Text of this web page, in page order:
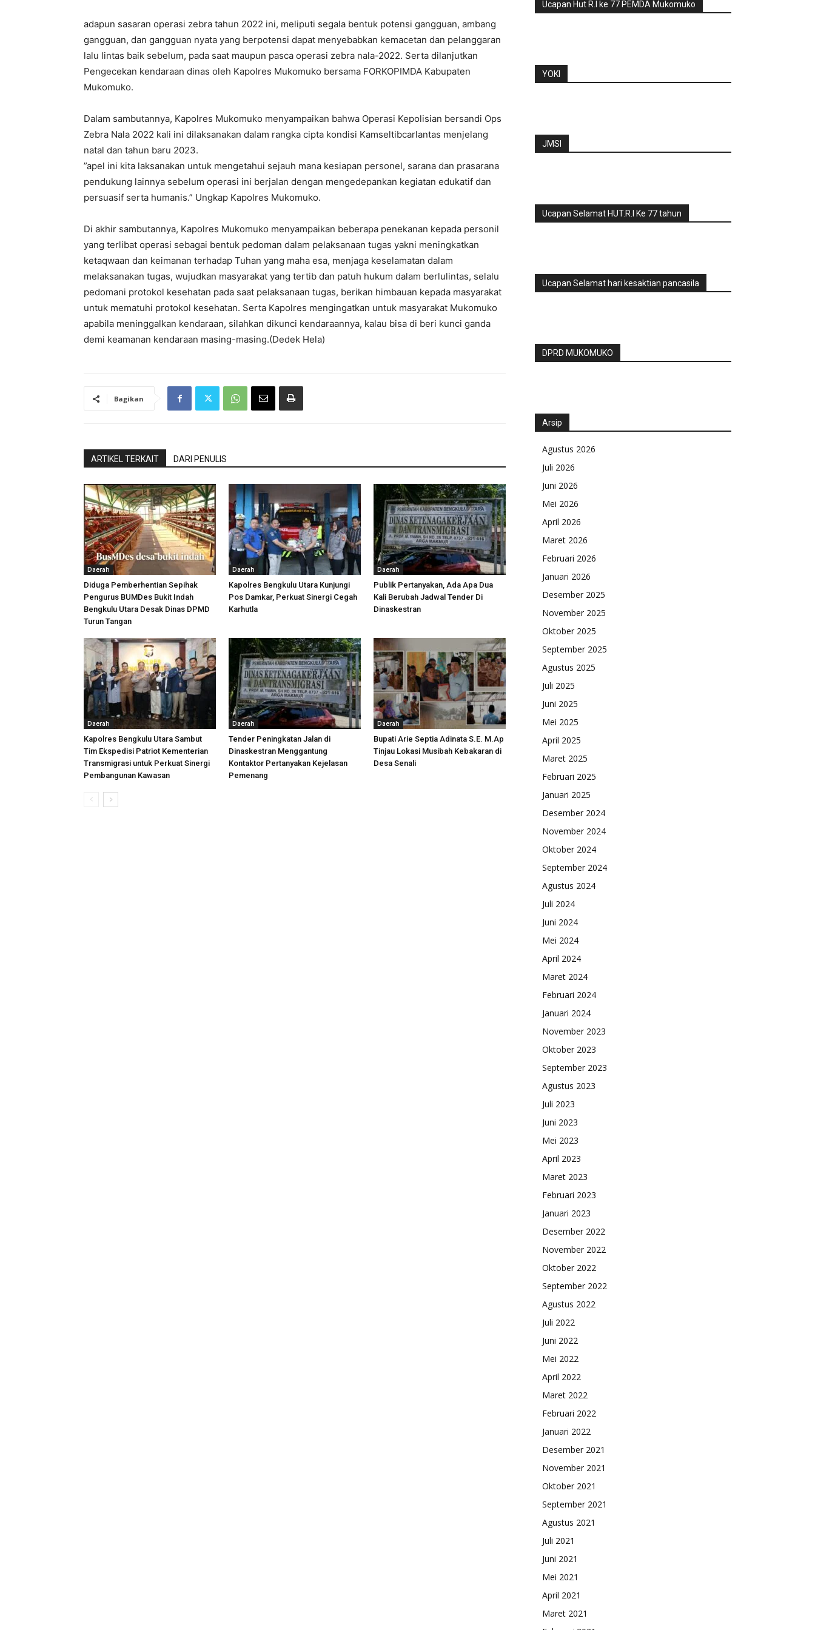
adapun sasaran operasi zebra tahun 2022 ini, meliputi segala bentuk potensi gangguan, ambang
gangguan, dan gangguan nyata yang berpotensi dapat menyebabkan kemacetan dan pelanggaran
lalu lintas baik sebelum, pada saat maupun pasca operasi zebra nala-2022. Serta dilanjutkan
Pengecekan kendaraan dinas oleh Kapolres Mukomuko bersama FORKOPIMDA Kabupaten
Mukomuko.
Dalam sambutannya, Kapolres Mukomuko menyampaikan bahwa Operasi Kepolisian bersandi Ops
Zebra Nala 2022 kali ini dilaksanakan dalam rangka cipta kondisi Kamseltibcarlantas menjelang
natal dan tahun baru 2023.
”apel ini kita laksanakan untuk mengetahui sejauh mana kesiapan personel, sarana dan prasarana
pendukung lainnya sebelum operasi ini berjalan dengan mengedepankan kegiatan edukatif dan
persuasif serta humanis.” Ungkap Kapolres Mukomuko.
Di akhir sambutannya, Kapolres Mukomuko menyampaikan beberapa penekanan kepada personil
yang terlibat operasi sebagai bentuk pedoman dalam pelaksanaan tugas yakni meningkatkan
ketaqwaan dan keimanan terhadap Tuhan yang maha esa, menjaga keselamatan dalam
melaksanakan tugas, wujudkan masyarakat yang tertib dan patuh hukum dalam berlulintas, selalu
pedomani protokol kesehatan pada saat pelaksanaan tugas, berikan himbauan kepada masyarakat
untuk mematuhi protokol kesehatan. Serta Kapolres mengingatkan untuk masyarakat Mukomuko
apabila meninggalkan kendaraan, silahkan dikunci kendaraannya, kalau bisa di beri kunci ganda
demi keamanan kendaraan masing-masing.(Dedek Hela)
Bagikan
ARTIKEL TERKAIT DARI PENULIS
Daerah
Diduga Pemberhentian Sepihak
Pengurus BUMDes Bukit Indah
Bengkulu Utara Desak Dinas DPMD
Turun Tangan
Daerah
Kapolres Bengkulu Utara Kunjungi
Pos Damkar, Perkuat Sinergi Cegah
Karhutla
Daerah
Publik Pertanyakan, Ada Apa Dua
Kali Berubah Jadwal Tender Di
Dinaskestran
Daerah
Kapolres Bengkulu Utara Sambut
Tim Ekspedisi Patriot Kementerian
Transmigrasi untuk Perkuat Sinergi
Pembangunan Kawasan
Daerah
Tender Peningkatan Jalan di
Dinaskestran Menggantung
Kontaktor Pertanyakan Kejelasan
Pemenang
Daerah
Bupati Arie Septia Adinata S.E. M.Ap
Tinjau Lokasi Musibah Kebakaran di
Desa Senali
Ucapan Hut R.I ke 77 PEMDA Mukomuko
YOKI
JMSI
Ucapan Selamat HUT.R.I Ke 77 tahun
Ucapan Selamat hari kesaktian pancasila
DPRD MUKOMUKO
Arsip
Agustus 2026
Juli 2026
Juni 2026
Mei 2026
April 2026
Maret 2026
Februari 2026
Januari 2026
Desember 2025
November 2025
Oktober 2025
September 2025
Agustus 2025
Juli 2025
Juni 2025
Mei 2025
April 2025
Maret 2025
Februari 2025
Januari 2025
Desember 2024
November 2024
Oktober 2024
September 2024
Agustus 2024
Juli 2024
Juni 2024
Mei 2024
April 2024
Maret 2024
Februari 2024
Januari 2024
November 2023
Oktober 2023
September 2023
Agustus 2023
Juli 2023
Juni 2023
Mei 2023
April 2023
Maret 2023
Februari 2023
Januari 2023
Desember 2022
November 2022
Oktober 2022
September 2022
Agustus 2022
Juli 2022
Juni 2022
Mei 2022
April 2022
Maret 2022
Februari 2022
Januari 2022
Desember 2021
November 2021
Oktober 2021
September 2021
Agustus 2021
Juli 2021
Juni 2021
Mei 2021
April 2021
Maret 2021